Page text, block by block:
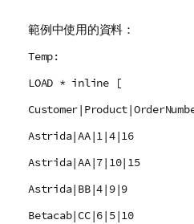
範例中使用的資料：
Temp:
LOAD * inline [
Astrida|AA|1|4|16
Astrida|AA|7|10|15
Astrida|BB|4|9|9
Betacab|CC|6|5|10